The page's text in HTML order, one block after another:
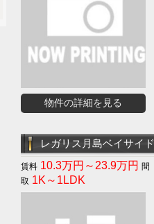
物件の詳細を見る
レガリス月島ベイサイ
10.3万円～23.9万円
1K～1LDK